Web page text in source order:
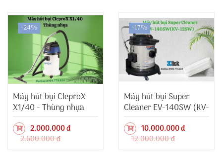
-24%
Máy hút bụi CleproX
X1/40 - Thùng nhựa
2.000.000 đ
2.600.000 đ
-17%
Máy hút bụi Super
Cleaner EV-140SW (KV-
12SW)
10.000.000 đ
12.000.000 đ